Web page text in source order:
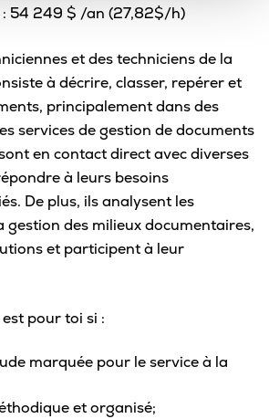
: 54 249 $ /an (27,82$/h)
et des techniciens de la
à décrire, classer, repérer et
principalement dans des
services de gestion de documents
en contact direct avec diverses
à leurs besoins
De plus, ils analysent les
gestion des milieux documentaires,
et participent à leur
est pour toi si :
marquée pour le service à la
et organisé;